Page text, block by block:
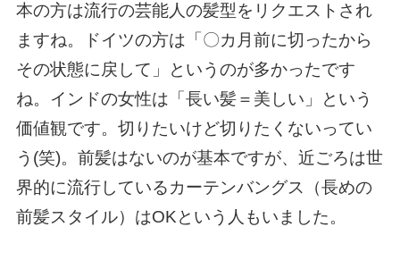
本の方は流行の芸能人の髪型をリクエストされ
ますね。ドイツの方は「〇カ月前に切ったから
その状態に戻して」というのが多かったです
ね。インドの女性は「長い髪＝美しい」という
価値観です。切りたいけど切りたくないってい
う(笑)。前髪はないのが基本ですが、近ごろは世
界的に流行しているカーテンバングス（長めの
前髪スタイル）はOKという人もいました。